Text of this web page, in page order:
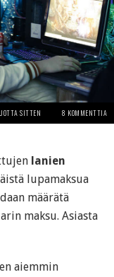
SITTEN 8 KOMMENTTIA
lanien
lupamaksua
määrätä
maksu. Asiasta
aiemmin